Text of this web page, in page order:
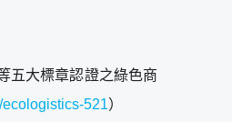
五大標章認證之綠色商
521）